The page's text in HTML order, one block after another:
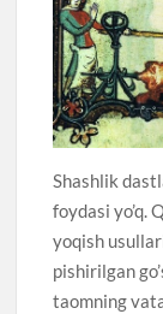
Shashlik
foydasi yo’q.
yoqish
pishirilgan
taomning